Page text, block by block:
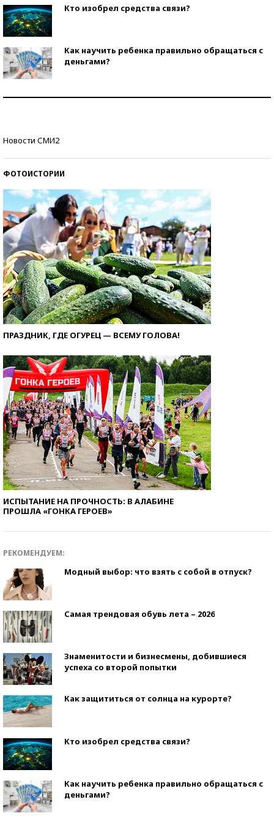
Кто изобрел средства связи?
Как научить ребенка правильно обращаться с
деньгами?
Новости СМИ2
ФОТОИСТОРИИ
ПРАЗДНИК, ГДЕ ОГУРЕЦ — ВСЕМУ ГОЛОВА!
ИСПЫТАНИЕ НА ПРОЧНОСТЬ: В АЛАБИНЕ
ПРОШЛА «ГОНКА ГЕРОЕВ»
РЕКОМЕНДУЕМ:
Модный выбор: что взять с собой в отпуск?
Самая трендовая обувь лета – 2026
Знаменитости и бизнесмены, добившиеся
успеха со второй попытки
Как защититься от солнца на курорте?
Кто изобрел средства связи?
Как научить ребенка правильно обращаться с
деньгами?